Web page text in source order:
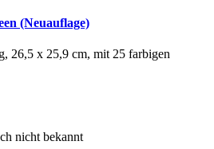
(Neuauflage)
26,5 x 25,9 cm, mit 25 farbigen
nicht bekannt